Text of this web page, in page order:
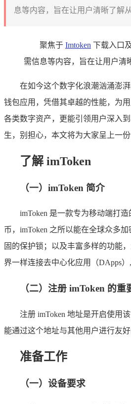
息等内容，旨在让用户清晰了解
聚焦于 Imtoken 下载入口
需信息等内容，旨在让用户清
在如今这个数字化浪潮汹涌澎
钱包应用，凭借其卓越的性能，为
各类数字资产，更能引领用户深入
生，别担心，本文将为大家呈上一
了解 imToken
（一）imToken 简介
imToken 是一款专为移动端打
币，imToken 之所以能在全球众多
固的保护锁；以及丰富多样的功能
界一样连接去中心化应用（DApps
（二）注册 imToken 的重
注册 imToken 地址是开启使用
能通过这个地址与其他用户进行友
准备工作
（一）设备要求